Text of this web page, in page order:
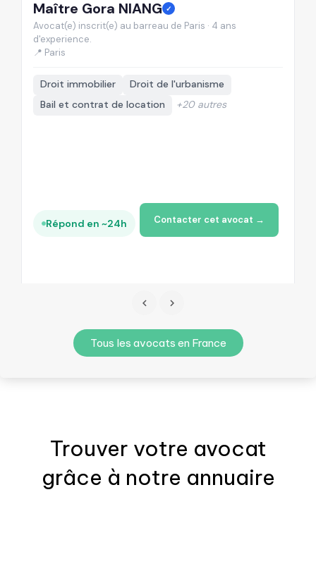
Maître Gora NIANG ✓
Avocat(e) inscrit(e) au barreau de Paris · 4 ans
d'experience.
📍 Paris
Droit immobilier
Droit de l'urbanisme
Bail et contrat de location
+20 autres
Répond en ~24h Contacter cet avocat →
Tous les avocats en France
Trouver votre avocat
grâce à notre annuaire